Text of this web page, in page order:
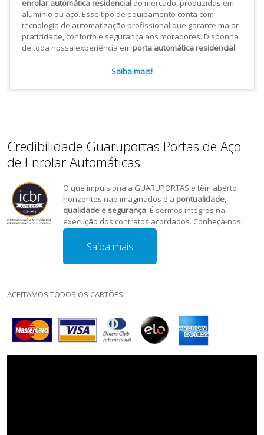
enrolar automática residencialdo mercado, produzidas em
alumínio ou aço. Esse tipo de equipamento conta com
tecnologia de automatização profissional que garante maior
praticidade, conforto e segurança aos moradores. Disponha
de toda nossa experiência em porta automática residencial.
Saiba mais!
Credibilidade Guaruportas Portas de Aço
de Enrolar Automáticas
O que impulsiona a GUARUPORTAS e têm aberto
horizontes não imaginados é a pontualidade,
qualidade e segurança. É sermos íntegros na
execução dos contratos acordados. Conheça-nos!
Saiba mais
ACEITAMOS TODOS OS CARTÕES